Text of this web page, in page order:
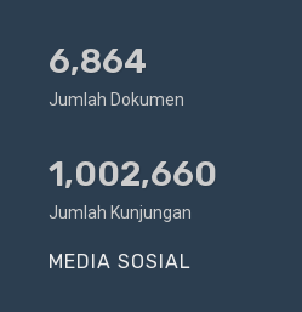
6,864
Jumlah Dokumen
1,002,660
Jumlah Kunjungan
MEDIA SOSIAL